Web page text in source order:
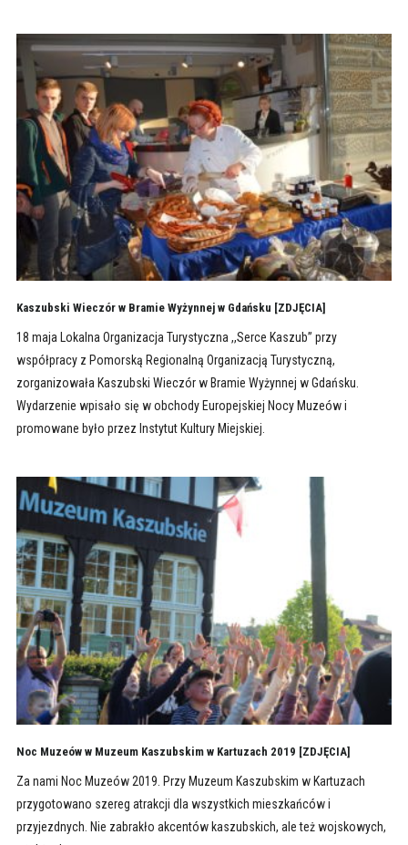
Kaszubski Wieczór w Bramie Wyżynnej w Gdańsku [ZDJĘCIA]
18 maja Lokalna Organizacja Turystyczna ,,Serce Kaszub” przy
współpracy z Pomorską Regionalną Organizacją Turystyczną,
zorganizowała Kaszubski Wieczór w Bramie Wyżynnej w Gdańsku.
Wydarzenie wpisało się w obchody Europejskiej Nocy Muzeów i
promowane było przez Instytut Kultury Miejskiej.
Noc Muzeów w Muzeum Kaszubskim w Kartuzach 2019 [ZDJĘCIA]
Za nami Noc Muzeów 2019. Przy Muzeum Kaszubskim w Kartuzach
przygotowano szereg atrakcji dla wszystkich mieszkańców i
przyjezdnych. Nie zabrakło akcentów kaszubskich, ale też wojskowych,